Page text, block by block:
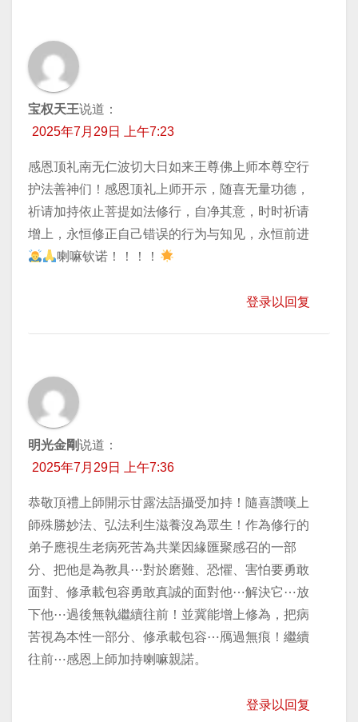
宝权天王说道：
2025年7月29日 上午7:23
感恩顶礼南无仁波切大日如来王尊佛上师本尊空行
护法善神们！感恩顶礼上师开示，随喜无量功德，
祈请加持依止菩提如法修行，自净其意，时时祈请
增上，永恒修正自己错误的行为与知见，永恒前进
喇嘛钦诺！！！！
登录以回复
明光金剛说道：
2025年7月29日 上午7:36
恭敬頂禮上師開示甘露法語攝受加持！隨喜讚嘆上
師殊勝妙法、弘法利生滋養沒為眾生！作為修行的
弟子應視生老病死苦為共業因緣匯聚感召的一部
分、把他是為教具⋯對於磨難、恐懼、害怕要勇敢
面對、修承載包容勇敢真誠的面對他⋯解決它⋯放
下他⋯過後無執繼續往前！並冀能增上修為，把病
苦視為本性一部分、修承載包容⋯鴈過無痕！繼續
往前⋯感恩上師加持喇嘛親諾。
登录以回复